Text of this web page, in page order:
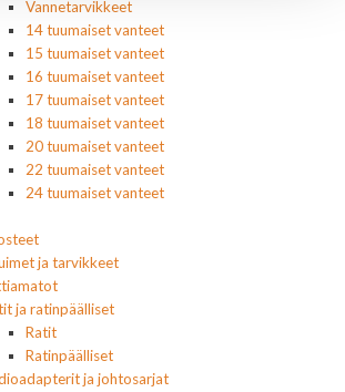
Vannetarvikkeet
14 tuumaiset vanteet
15 tuumaiset vanteet
16 tuumaiset vanteet
17 tuumaiset vanteet
18 tuumaiset vanteet
20 tuumaiset vanteet
22 tuumaiset vanteet
24 tuumaiset vanteet
ja tarvikkeet
ja ratinpäälliset
Ratit
Ratinpäälliset
ja johtosarjat